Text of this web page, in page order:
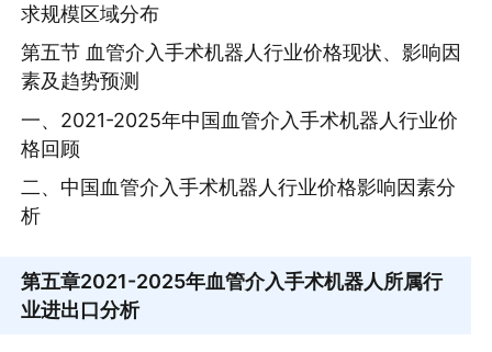
求规模区域分布
第五节 血管介入手术机器人行业价格现状、影响因
素及趋势预测
一、2021-2025年中国血管介入手术机器人行业价
格回顾
二、中国血管介入手术机器人行业价格影响因素分
析
第五章2021-2025年血管介入手术机器人所属行
业进出口分析